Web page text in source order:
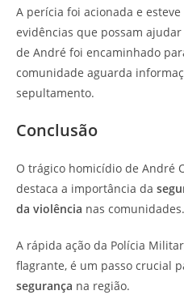
A perícia foi acionada e
evidências que possam
de André foi encaminhado
comunidade aguarda
sepultamento.
Conclusão
O trágico homicídio de André
destaca a importância da
da violência nas comunidades.
A rápida ação da Polícia
flagrante, é um passo crucial
segurança na região.